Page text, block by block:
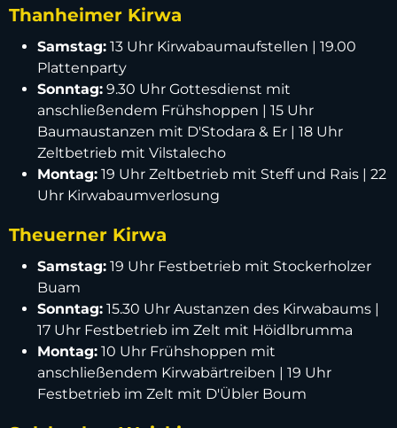
Thanheimer Kirwa
Samstag: 13 Uhr Kirwabaumaufstellen | 19.00
Plattenparty
Sonntag: 9.30 Uhr Gottesdienst mit
anschließendem Frühshoppen | 15 Uhr
Baumaustanzen mit D'Stodara & Er | 18 Uhr
Zeltbetrieb mit Vilstalecho
Montag: 19 Uhr Zeltbetrieb mit Steff und Rais | 22
Uhr Kirwabaumverlosung
Theuerner Kirwa
Samstag: 19 Uhr Festbetrieb mit Stockerholzer
Buam
Sonntag: 15.30 Uhr Austanzen des Kirwabaums |
17 Uhr Festbetrieb im Zelt mit Höidlbrumma
Montag: 10 Uhr Frühshoppen mit
anschließendem Kirwabärtreiben | 19 Uhr
Festbetrieb im Zelt mit D'Übler Boum